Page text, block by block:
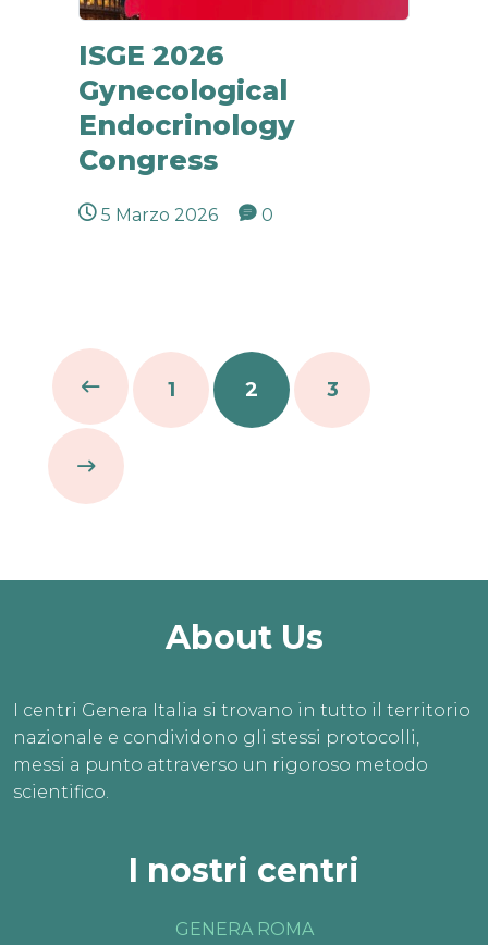
ISGE 2026
Gynecological
Endocrinology
Congress
5 Marzo 2026 0
1 2 3
About Us
I centri Genera Italia si trovano in tutto il territorio
nazionale e condividono gli stessi protocolli,
messi a punto attraverso un rigoroso metodo
scientifico.
I nostri centri
GENERA ROMA